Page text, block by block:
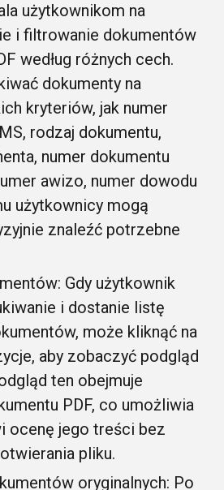
użytkownikom na
i filtrowanie dokumentów
według różnych cech.
dokumenty na
kryteriów, jak numer
rodzaj dokumentu,
numer dokumentu
awizo, numer dowodu
użytkownicy mogą
znaleźć potrzebne
Gdy użytkownik
i dostanie listę
może kliknąć na
aby zobaczyć podgląd
ten obejmuje
PDF, co umożliwia
ocenę jego treści bez
pliku.
oryginalnych: Po